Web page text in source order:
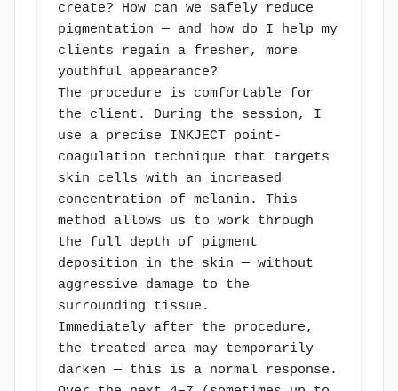
create? How can we safely reduce
pigmentation — and how do I help my
clients regain a fresher, more
youthful appearance?
The procedure is comfortable for
the client. During the session, I
use a precise INKJECT point-
coagulation technique that targets
skin cells with an increased
concentration of melanin. This
method allows us to work through
the full depth of pigment
deposition in the skin — without
aggressive damage to the
surrounding tissue.
Immediately after the procedure,
the treated area may temporarily
darken — this is a normal response.